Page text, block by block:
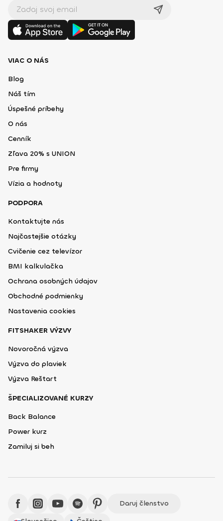
VIAC O NÁS
Blog
Náš tím
Úspešné príbehy
O nás
Cenník
Zľava 20% s UNION
Pre firmy
Vízia a hodnoty
PODPORA
Kontaktujte nás
Najčastejšie otázky
Cvičenie cez televízor
BMI kalkulačka
Ochrana osobných údajov
Obchodné podmienky
Nastavenia cookies
FITSHAKER VÝZVY
Novoročná výzva
Výzva do plaviek
Výzva Reštart
ŠPECIALIZOVANÉ KURZY
Back Balance
Power kurz
Zamiluj si beh
Daruj členstvo